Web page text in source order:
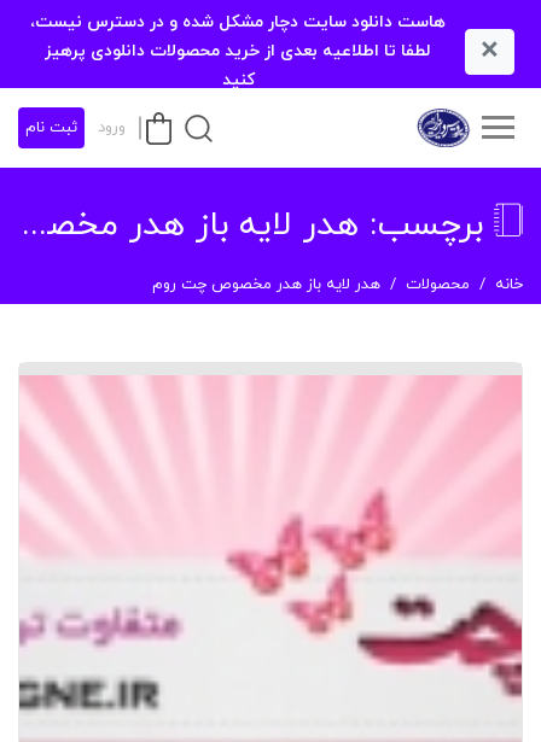
×
هاست دانلود سایت دچار مشکل شده و در دسترس نیست،
لطفا تا اطلاعیه بعدی از خرید محصولات دانلودی پرهیز
کنید
ورود ثبت نام
برچسب: هدر لایه باز هدر مخصوص چت روم
خانه محصولات هدر لایه باز هدر مخصوص چت روم